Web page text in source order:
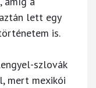
lett egy
is.
szlovák
mert mexikói